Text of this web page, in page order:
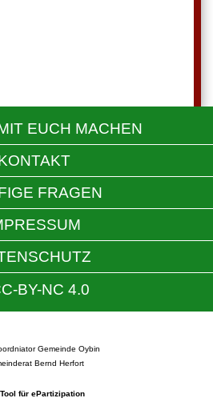
EUCH MACHEN
FRAGEN
Gemeinde Oybin
Bernd Herfort
für ePartizipation